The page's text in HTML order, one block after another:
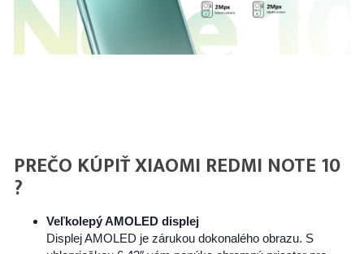
PREČO KÚPIŤ XIAOMI REDMI NOTE 10
?
Veľkolepý AMOLED displej
Displej AMOLED je zárukou dokonalého obrazu. S